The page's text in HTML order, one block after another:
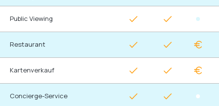
Public Viewing
Restaurant
Kartenverkauf
Concierge-Service